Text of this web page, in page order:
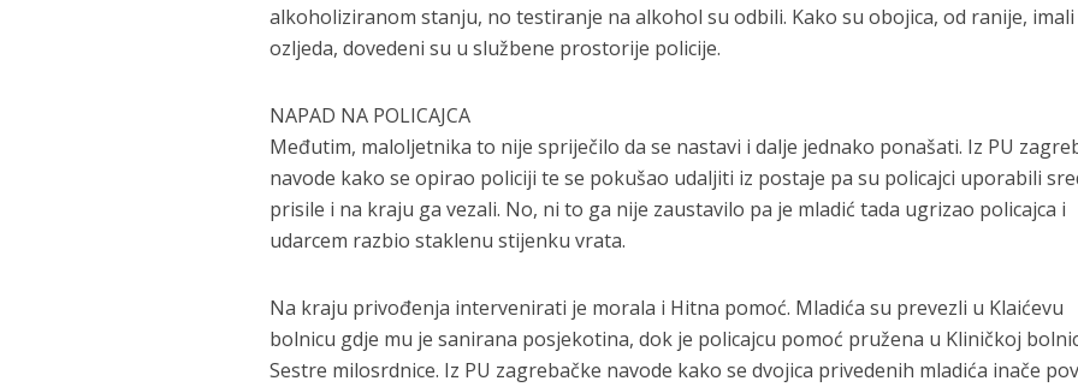
alkoholiziranom stanju, no testiranje na alkohol su odbili. Kako su obojica, od ranije, imali
ozljeda, dovedeni su u službene prostorije policije.
NAPAD NA POLICAJCA
Međutim, maloljetnika to nije spriječilo da se nastavi i dalje jednako ponašati. Iz PU
navode kako se opirao policiji te se pokušao udaljiti iz postaje pa su policajci uporabili
prisile i na kraju ga vezali. No, ni to ga nije zaustavilo pa je mladić tada ugrizao policajca i
udarcem razbio staklenu stijenku vrata.
Na kraju privođenja intervenirati je morala i Hitna pomoć. Mladića su prevezli u Klaićevu
bolnicu gdje mu je sanirana posjekotina, dok je policajcu pomoć pružena u Kliničkoj
Sestre milosrdnice. Iz PU zagrebačke navode kako se dvojica privedenih mladića inače